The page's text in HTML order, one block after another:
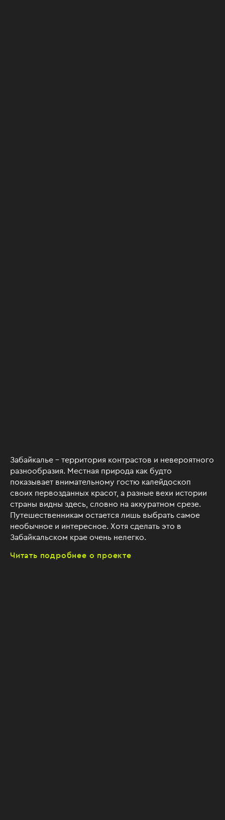
Забайкалье – территория контрастов и невероятного
разнообразия. Местная природа как будто
показывает внимательному гостю калейдоскоп
своих первозданных красот, а разные вехи истории
страны видны здесь, словно на аккуратном срезе.
Путешественникам остается лишь выбрать самое
необычное и интересное. Хотя сделать это в
Забайкальском крае очень нелегко.
Читать подробнее о проекте